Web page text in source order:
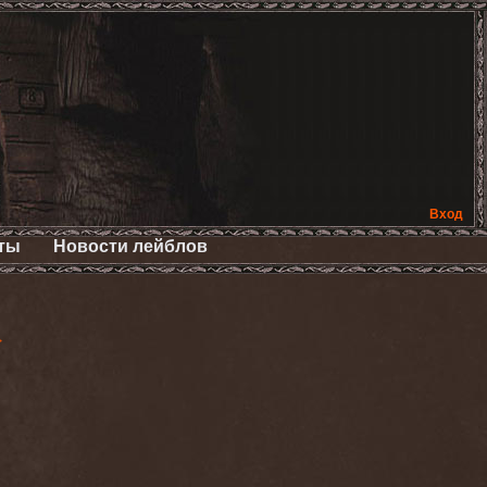
Вход
Новости лейблов